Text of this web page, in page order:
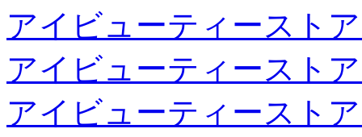
アイビューティースト
アイビューティースト
アイビューティースト